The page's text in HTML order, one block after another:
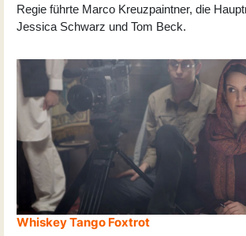
Regie führte Marco Kreuzpaintner, die
Jessica Schwarz und Tom Beck.
Whiskey Tango Foxtrot